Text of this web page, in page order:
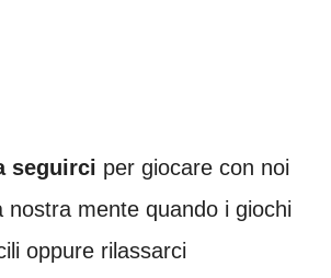
seguirci per giocare con noi
nostra mente quando i giochi
oppure rilassarci